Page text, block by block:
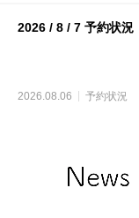
2026 / 8 / 7 予約状況
2026.08.06 予約状況